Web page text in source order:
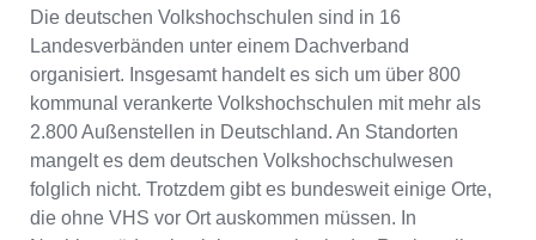
Die deutschen Volkshochschulen sind in 16
Landesverbänden unter einem Dachverband
organisiert. Insgesamt handelt es sich um über 800
kommunal verankerte Volkshochschulen mit mehr als
2.800 Außenstellen in Deutschland. An Standorten
mangelt es dem deutschen Volkshochschulwesen
folglich nicht. Trotzdem gibt es bundesweit einige Orte,
die ohne VHS vor Ort auskommen müssen. In